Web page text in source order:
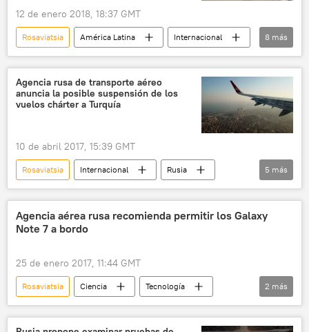
12 de enero 2018, 18:37 GMT
Rosaviatsia América Latina
Internacional
Rusia
México
Sukhoi Superjet 100
industria aeronáutica
aeronaves
comercio internacional
Economía
8 más
Agencia rusa de transporte aéreo
anuncia la posible suspensión de los
vuelos chárter a Turquía
10 de abril 2017, 15:39 GMT
Rosaviatsia Internacional
Rusia
Turquía
Maya Lomidze
Asociación de Operadores Turísticos de Rusia
Referéndum en Turquía (2017)
5 más
Agencia aérea rusa recomienda permitir los Galaxy
Note 7 a bordo
25 de enero 2017, 11:44 GMT
Rosaviatsia Ciencia
Tecnología
Samsung Galaxy Note 7
noticias
2 más